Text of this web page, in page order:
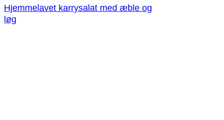
Hjemmelavet karrysalat med æble og
løg